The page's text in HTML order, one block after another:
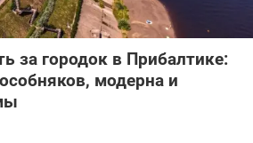
за городок в Прибалтике:
модерна и